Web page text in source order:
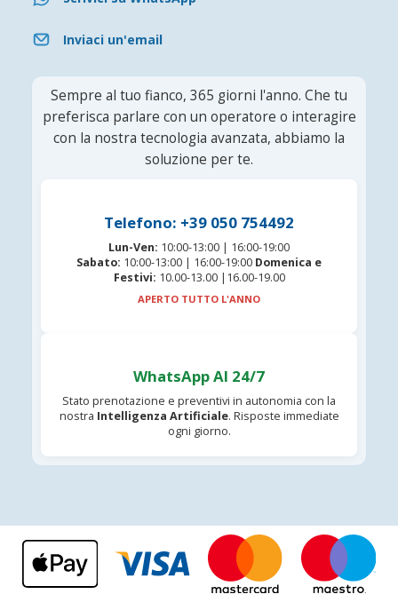
Inviaci un'email
Sempre al tuo fianco, 365 giorni l'anno. Che tu
preferisca parlare con un operatore o interagire
con la nostra tecnologia avanzata, abbiamo la
soluzione per te.
Telefono: +39 050 754492
Lun-Ven: 10:00-13:00 | 16:00-19:00
Sabato: 10:00-13:00 | 16:00-19:00 Domenica e
Festivi: 10.00-13.00 |16.00-19.00
APERTO TUTTO L'ANNO
WhatsApp AI 24/7
Stato prenotazione e preventivi in autonomia con la
nostra Intelligenza Artificiale. Risposte immediate
ogni giorno.